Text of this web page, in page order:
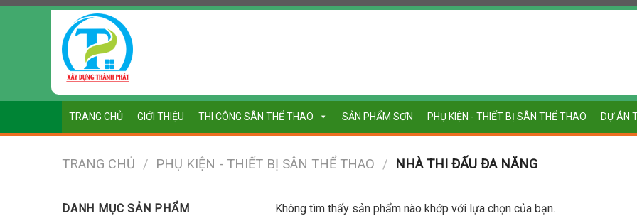
TRANG CHỦ GIỚI THIỆU THI CÔNG SÂN THỂ THAO SẢN PHẨM SƠN PHỤ KIỆN - THIẾT BỊ SÂN THỂ THAO DỰ ÁN
TRANG CHỦ / PHỤ KIỆN - THIẾT BỊ SÂN THỂ THAO / NHÀ THI ĐẤU ĐA NĂNG
DANH MỤC SẢN PHẨM Không tìm thấy sản phẩm nào khớp với lựa chọn của bạn.